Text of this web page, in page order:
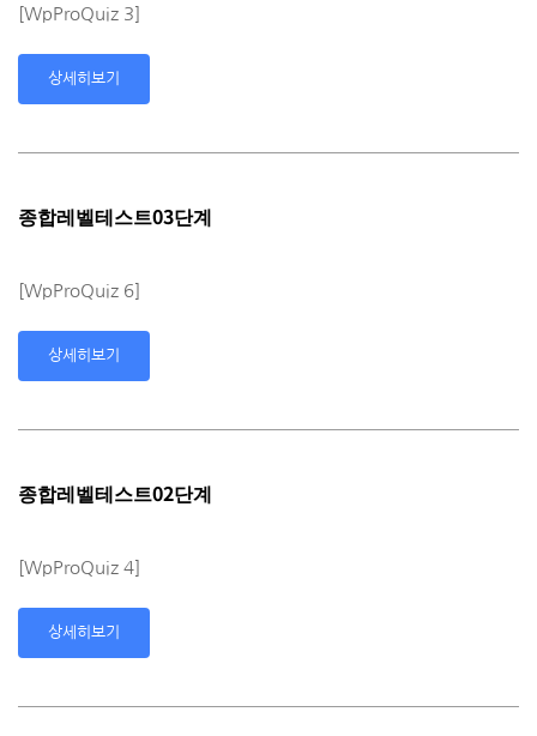
[WpProQuiz 3]
상세히보기
종합레벨테스트03단계
[WpProQuiz 6]
상세히보기
종합레벨테스트02단계
[WpProQuiz 4]
상세히보기